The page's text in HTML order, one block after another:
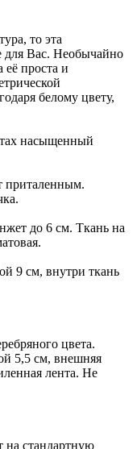
то эта
для Вас. Необычайно
её проста и
белому цвету,
насыщенный
приталенным.
до 6 см. Ткань на
9 см, внутри ткань
цвета.
5,5 см, внешняя
лента. Не
на стандартную